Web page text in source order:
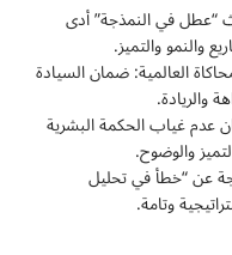
“عطل في النمذجة” أدى
والنمو والتميز.
العالمية: ضمان السيادة
والريادة.
عدم غياب الحكمة البشرية
والوضوح.
عن “خطأ في تحليل
وتامة.